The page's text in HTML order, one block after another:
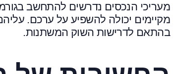
מעריכי הנכסים נדרשים להתחשב
מקיימים יכולה להשפיע על ערכם.
בהתאם לדרישות השוק המשתנות.